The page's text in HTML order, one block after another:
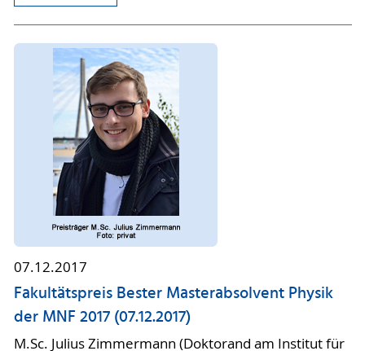
07.12.2017
Fakultätspreis Bester Masterabsolvent Physik
der MNF 2017 (07.12.2017)
M.Sc. Julius Zimmermann (Doktorand am Institut für